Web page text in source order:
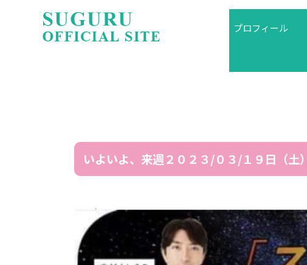
プロフィール
いよいよ、来週２０２３/０３/１９日（土